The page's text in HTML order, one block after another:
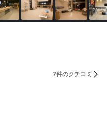
7件のクチコミ